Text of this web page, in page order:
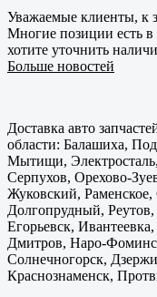
Уважаемые клиенты, к
Многие позиции есть
хотите уточнить
Больше новостей
Доставка авто
области: Балашиха,
Мытищи,
Серпухов, Орехово-
Жуковский,
Долгопрудный,
Егорьевск,
Дмитров, Наро-
Солнечногорск,
Краснознаменск,